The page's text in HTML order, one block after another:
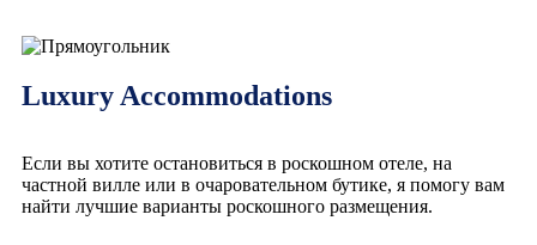
Luxury Accommodations
Если вы хотите остановиться в роскошном отеле, на
частной вилле или в очаровательном бутике, я помогу вам
найти лучшие варианты роскошного размещения.